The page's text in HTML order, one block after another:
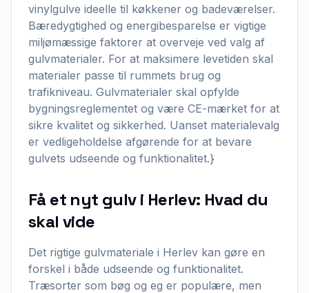
vinylgulve ideelle til køkkener og badeværelser.
Bæredygtighed og energibesparelse er vigtige
miljømæssige faktorer at overveje ved valg af
gulvmaterialer. For at maksimere levetiden skal
materialer passe til rummets brug og
trafikniveau. Gulvmaterialer skal opfylde
bygningsreglementet og være CE-mærket for at
sikre kvalitet og sikkerhed. Uanset materialevalg
er vedligeholdelse afgørende for at bevare
gulvets udseende og funktionalitet.}
Få et nyt gulv i Herlev: Hvad du
skal vide
Det rigtige gulvmateriale i Herlev kan gøre en
forskel i både udseende og funktionalitet.
Træsorter som bøg og eg er populære, men